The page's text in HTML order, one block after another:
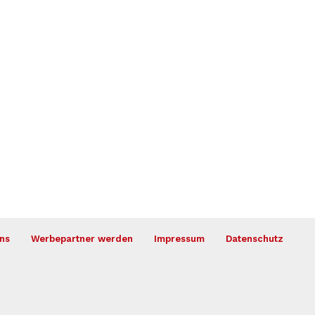
Werbepartner werden Impressum Datenschutz